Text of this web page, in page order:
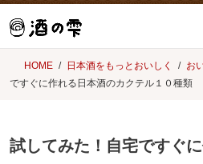
HOME 日本酒をもっとおいしく お
ですぐに作れる日本酒のカクテル１０種類
試してみた！自宅ですぐ